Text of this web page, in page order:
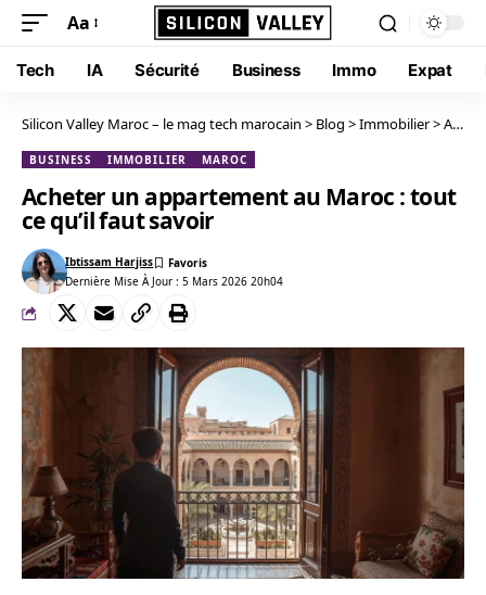
Aa
Tech IA Sécurité Business Immo Expat
Silicon Valley Maroc – le mag tech marocain > Blog >Immobilier>Acheter un appartement au Maroc : tout ce qu’il faut savoir
BUSINESS IMMOBILIER MAROC
Acheter un appartement au Maroc : tout
ce qu’il faut savoir
Dernière Mise À Jour : 5 Mars 2026 20h04
Ibtissam Harjiss